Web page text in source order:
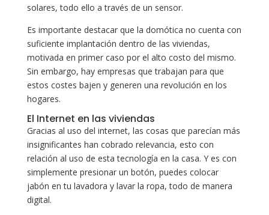
solares, todo ello a través de un sensor.
Es importante destacar que la domótica no cuenta con
suficiente implantación dentro de las viviendas,
motivada en primer caso por el alto costo del mismo.
Sin embargo, hay empresas que trabajan para que
estos costes bajen y generen una revolución en los
hogares.
El Internet en las viviendas
Gracias al uso del internet, las cosas que parecían más
insignificantes han cobrado relevancia, esto con
relación al uso de esta tecnología en la casa. Y es con
simplemente presionar un botón, puedes colocar
jabón en tu lavadora y lavar la ropa, todo de manera
digital.